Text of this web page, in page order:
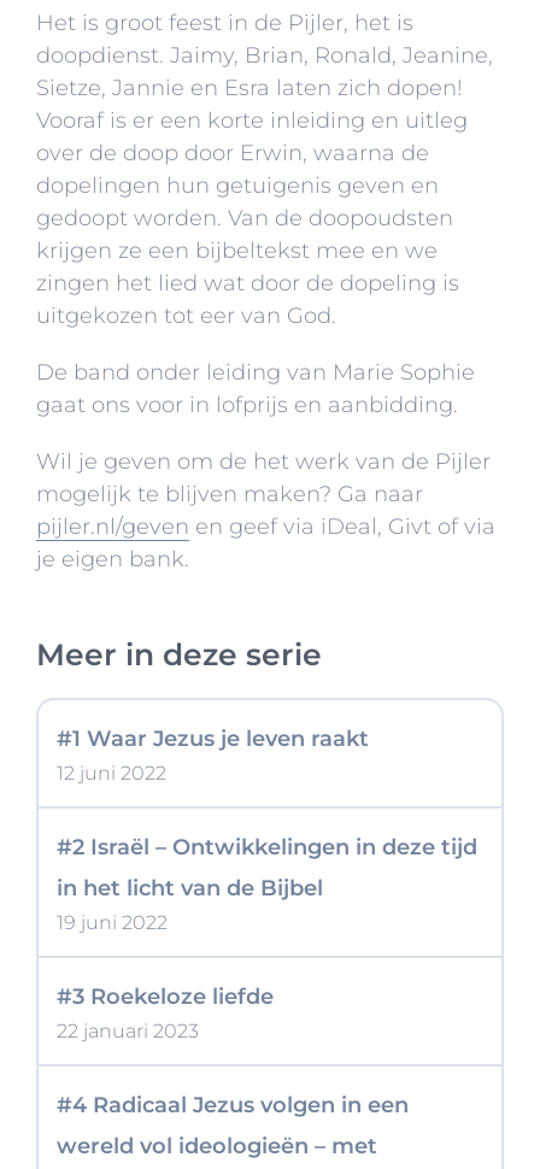
Het is groot feest in de Pijler, het is
doopdienst. Jaimy, Brian, Ronald, Jeanine,
Sietze, Jannie en Esra laten zich dopen!
Vooraf is er een korte inleiding en uitleg
over de doop door Erwin, waarna de
dopelingen hun getuigenis geven en
gedoopt worden. Van de doopoudsten
krijgen ze een bijbeltekst mee en we
zingen het lied wat door de dopeling is
uitgekozen tot eer van God.
De band onder leiding van Marie Sophie
gaat ons voor in lofprijs en aanbidding.
Wil je geven om de het werk van de Pijler
mogelijk te blijven maken? Ga naar
pijler.nl/geven en geef via iDeal, Givt of via
je eigen bank.
Meer in deze serie
#1 Waar Jezus je leven raakt
12 juni 2022
#2 Israël – Ontwikkelingen in deze tijd
in het licht van de Bijbel
19 juni 2022
#3 Roekeloze liefde
22 januari 2023
#4 Radicaal Jezus volgen in een
wereld vol ideologieën – met